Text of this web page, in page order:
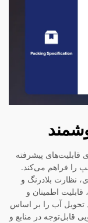
قابلیت‌های پیشرفته
را فراهم می‌کند.
نظارت بلادرنگ و
اطمینان و
تحویل آب را بر اساس
قابل‌توجه در منابع و